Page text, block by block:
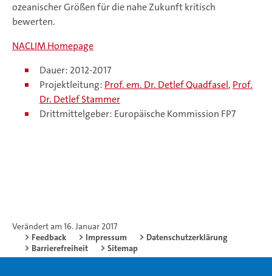
ozeanischer Größen für die nahe Zukunft kritisch
bewerten.
NACLIM Homepage
Dauer: 2012-2017
Projektleitung: Prof. em. Dr. Detlef Quadfasel, Prof.
Dr. Detlef Stammer
Drittmittelgeber: Europäische Kommission FP7
Verändert am 16. Januar 2017
Feedback
Impressum
Datenschutzerklärung
Barrierefreiheit
Sitemap